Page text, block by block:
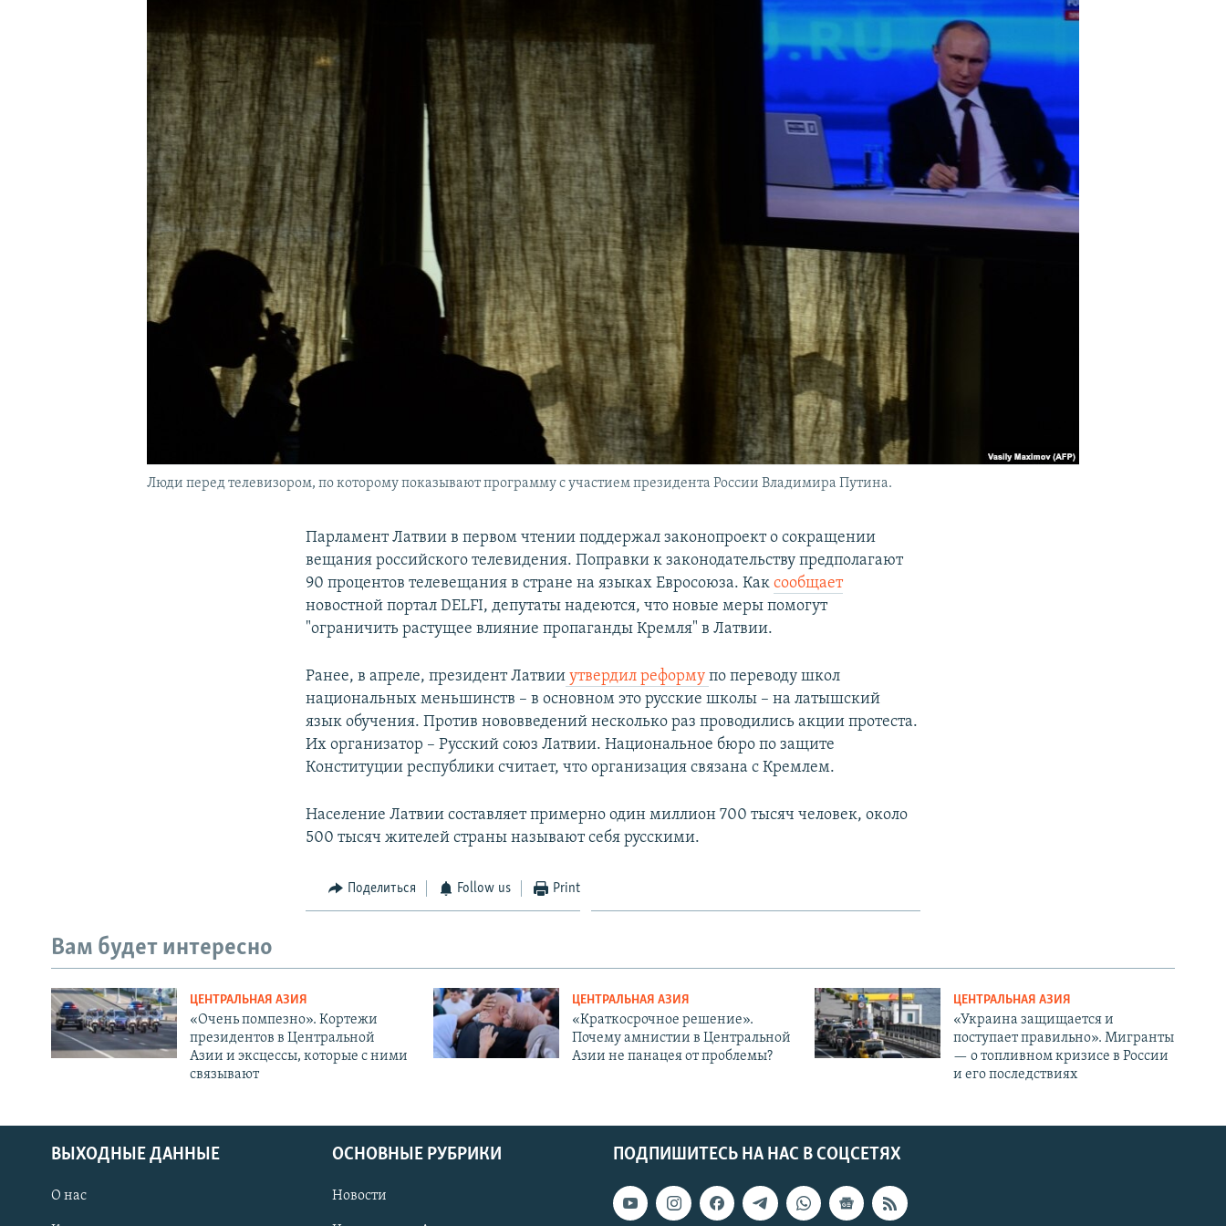
Люди перед телевизором, по которому показывают программу с участием президента России Владимира Путина.
Парламент Латвии в первом чтении поддержал законопроект о сокращении
вещания российского телевидения. Поправки к законодательству предполагают
90 процентов телевещания в стране на языках Евросоюза. Каксообщает
новостной портал DELFI, депутаты надеются, что новые меры помогут
"ограничить растущее влияние пропаганды Кремля" в Латвии.
Ранее, в апреле, президент Латвии утвердил реформупо переводу школ
национальных меньшинств – в основном это русские школы – на латышский
язык обучения. Против нововведений несколько раз проводились акции протеста.
Их организатор – Русский союз Латвии. Национальное бюро по защите
Конституции республики считает, что организация связана с Кремлем.
Население Латвии составляет примерно один миллион 700 тысяч человек, около
500 тысяч жителей страны называют себя русскими.
Поделиться Follow us Print
Вам будет интересно
ЦЕНТРАЛЬНАЯ АЗИЯ
«Очень помпезно». Кортежи
президентов в Центральной
Азии и эксцессы, которые с ними
связывают
ЦЕНТРАЛЬНАЯ АЗИЯ
«Краткосрочное решение».
Почему амнистии в Центральной
Азии не панацея от проблемы?
ЦЕНТРАЛЬНАЯ АЗИЯ
«Украина защищается и
поступает правильно». Мигранты
— о топливном кризисе в России
и его последствиях
ПОДПИШИТЕСЬ НА НАС В СОЦСЕТЯХ
ВЫХОДНЫЕ ДАННЫЕ
О нас
ОСНОВНЫЕ РУБРИКИ
Новости